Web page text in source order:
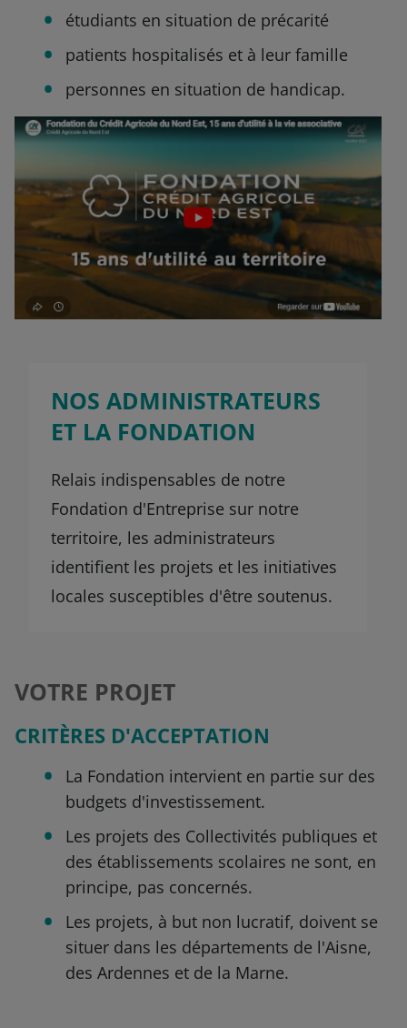
étudiants en situation de précarité
patients hospitalisés et à leur famille
personnes en situation de handicap.
NOS ADMINISTRATEURS
ET LA FONDATION
Relais indispensables de notre
Fondation d'Entreprise sur notre
territoire, les administrateurs
identifient les projets et les initiatives
locales susceptibles d'être soutenus.
VOTRE PROJET
CRITÈRES D'ACCEPTATION
La Fondation intervient en partie sur des
budgets d'investissement.
Les projets des Collectivités publiques et
des établissements scolaires ne sont, en
principe, pas concernés.
Les projets, à but non lucratif, doivent se
situer dans les départements de l'Aisne,
des Ardennes et de la Marne.